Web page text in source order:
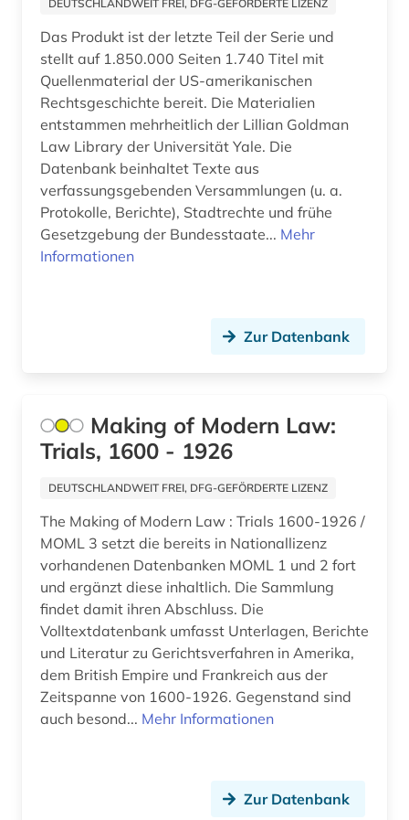
betriebswirtschaftslehre (1)
bevölkerung (3)
bevölkerungsentwicklung (1)
bevölkerungsstatistik (3)
bibel (4)
bibelwissenschaft (1)
bibiografie 1472-1700 (1)
bibliographie 1900-2000 (1)
bibliothek (7)
bibliothekskatalog (1)
bibliothekswesen (2)
bild (3)
bildarchiv (2)
bildband (1)
bilddatenbank (8)
bildende kunst (2)
DEUTSCHLANDWEIT FREI, DFG-GEFÖRDERTE LIZENZ
Das Produkt ist der letzte Teil der Serie und
stellt auf 1.850.000 Seiten 1.740 Titel mit
Quellenmaterial der US-amerikanischen
Rechtsgeschichte bereit. Die Materialien
entstammen mehrheitlich der Lillian Goldman
Law Library der Universität Yale. Die
Datenbank beinhaltet Texte aus
verfassungsgebenden Versammlungen (u. a.
Protokolle, Berichte), Stadtrechte und frühe
Gesetzgebung der Bundesstaate... Mehr
Informationen
Zur Datenbank
Making of Modern Law:
Trials, 1600 - 1926
DEUTSCHLANDWEIT FREI, DFG-GEFÖRDERTE LIZENZ
The Making of Modern Law : Trials 1600-1926 /
MOML 3 setzt die bereits in Nationallizenz
vorhandenen Datenbanken MOML 1 und 2 fort
und ergänzt diese inhaltlich. Die Sammlung
findet damit ihren Abschluss. Die
Volltextdatenbank umfasst Unterlagen, Berichte
und Literatur zu Gerichtsverfahren in Amerika,
dem British Empire und Frankreich aus der
Zeitspanne von 1600-1926. Gegenstand sind
auch besond... Mehr Informationen
Zur Datenbank